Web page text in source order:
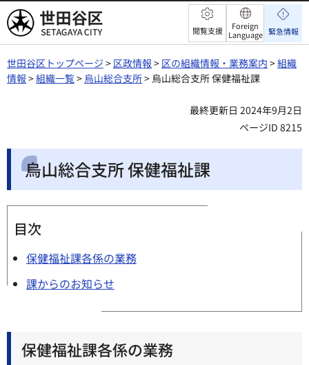
世田谷区 閲覧支援
Foreign
Language 緊急情報
世田谷区トップページ > 区政情報 > 区の組織情報・業務案内 >組織
情報 >組織一覧> 烏山総合支所> 烏山総合支所 保健福祉課
最終更新日 2024年9月2日
ページID 8215
烏山総合支所 保健福祉課
目次
保健福祉課各係の業務
課からのお知らせ
保健福祉課各係の業務